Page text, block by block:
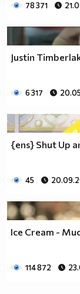
78 371
Justin
6 317
{ens} Shut Up
45
Ice Cream -
114 872